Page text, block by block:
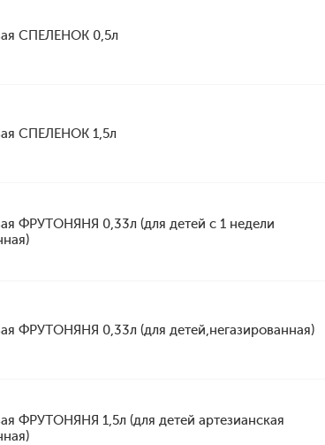
СПЕЛЕНОК 0,5л
СПЕЛЕНОК 1,5л
ФРУТОНЯНЯ 0,33л (для детей с 1 недели
ФРУТОНЯНЯ 0,33л (для детей,негазированная)
ФРУТОНЯНЯ 1,5л (для детей артезианская